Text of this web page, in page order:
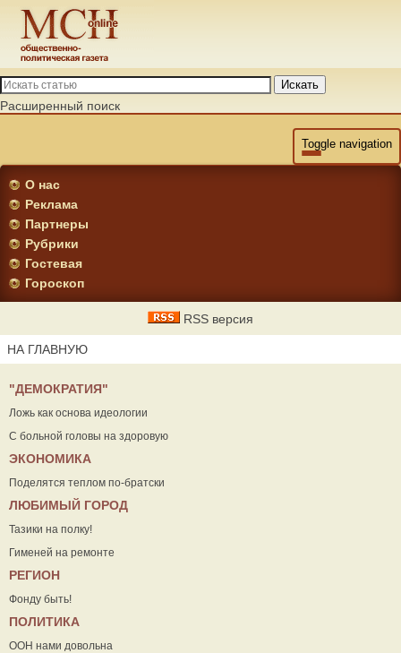
Искать
Расширенный поиск
Toggle navigation
О нас
Реклама
Партнеры
Рубрики
Гостевая
Гороскоп
RSS версия
НА ГЛАВНУЮ
"ДЕМОКРАТИЯ"
Ложь как основа идеологии
С больной головы на здоровую
ЭКОНОМИКА
Поделятся теплом по-братски
ЛЮБИМЫЙ ГОРОД
Тазики на полку!
Гименей на ремонте
РЕГИОН
Фонду быть!
ПОЛИТИКА
ООН нами довольна